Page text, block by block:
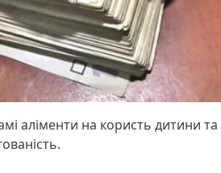
аліменти на користь дитини та